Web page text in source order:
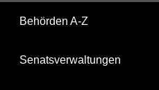
Behörden A-Z
Senatsverwaltungen